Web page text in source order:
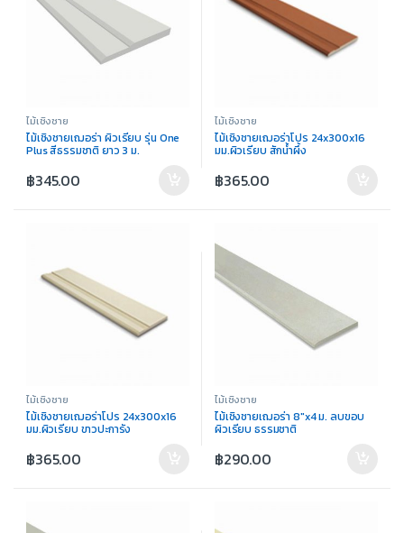
ไม้เชิงชาย
ไม้เชิงชายเฌอร่า ผิวเรียบ รุ่น One
Plus สีธรรมชาติ ยาว 3 ม.
฿345.00
ไม้เชิงชาย
ไม้เชิงชายเฌอร่าโปร 24x300x16
มม.ผิวเรียบ สักน้ำผึ้ง
฿365.00
ไม้เชิงชาย
ไม้เชิงชายเฌอร่าโปร 24x300x16
มม.ผิวเรียบ ขาวปะการัง
฿365.00
ไม้เชิงชาย
ไม้เชิงชายเฌอร่า 8″x4 ม. ลบขอบ
ผิวเรียบ ธรรมชาติ
฿290.00